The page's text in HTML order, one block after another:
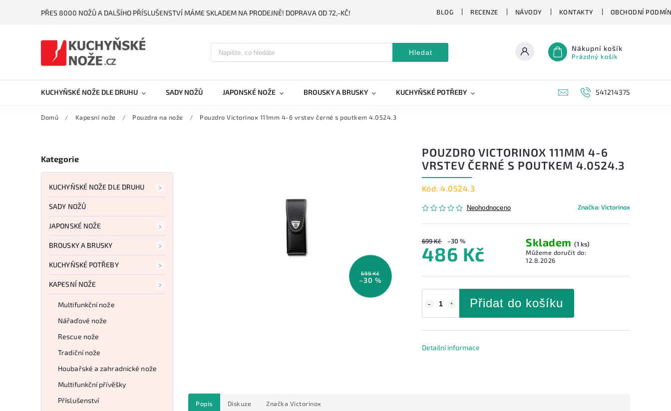
PŘES 8000 NOŽŮ A DALŠÍHO PŘÍSLUŠENSTVÍ MÁME SKLADEM NA PRODEJNĚ! DOPRAVA OD 72,-KČ! BLOG RECENZE NÁVODY KONTAKTY OBCHODNÍ
Hledat Nákupní košík
Prázdný košík
KUCHYŇSKÉ NOŽE DLE DRUHU SADY NOŽŮ JAPONSKÉ NOŽE BROUSKY A BRUSKY KUCHYŇSKÉ POTŘEBY NOVINKY ZNAČKY
541214375
Domů / Kapesní nože / Pouzdra na nože / Pouzdro Victorinox 111mm 4-6 vrstev černé s poutkem 4.0524.3
Kategorie
KUCHYŇSKÉ NOŽE DLE DRUHU
SADY NOŽŮ
JAPONSKÉ NOŽE
BROUSKY A BRUSKY
KUCHYŇSKÉ POTŘEBY
KAPESNÍ NOŽE
Multifunkční nože
Nářaďové nože
Rescue nože
Tradiční nože
Houbařské a zahradnické nože
Multifunkční přívěšky
Příslušenství
699 Kč
–30 %
POUZDRO VICTORINOX 111MM 4-6
VRSTEV ČERNÉ S POUTKEM 4.0524.3
Kód: 4.0524.3
Neohodnoceno Značka:Victorinox
699 Kč –30 %
486 Kč
Skladem(1 ks)
Můžeme doručit do:
12.8.2026
Přidat do košíku
Detailní informace
Popis Diskuze Značka Victorinox